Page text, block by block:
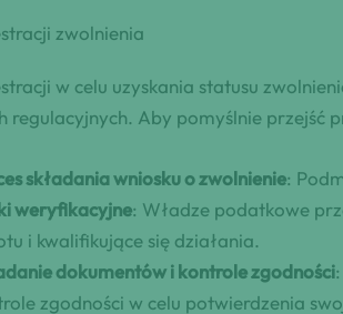
zwolnienia
w celu uzyskania statusu
regulacyjnych. Aby pomyślnie przejść
składania wniosku o zwolnienie:
weryfikacyjne: Władze podatkowe
i kwalifikujące się działania.
dokumentów i kontrole zgodności
zgodności w celu potwierdzenia